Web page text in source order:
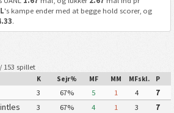
's kampe ender med at begge hold scorer, og
.
153 spillet
K Sejr% MF MM MFskl. P
3 67% 5 1 4
7
3 67% 4 1 3
7